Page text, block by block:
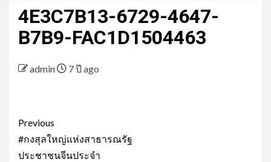
4E3C7B13-6729-4647-
B7B9-FAC1D1504463
admin 7 ปี ago
Post
navigation
Previous
#กงสุลใหญ่แห่งสาธารณรัฐ
ประชาชนจีนประจำ